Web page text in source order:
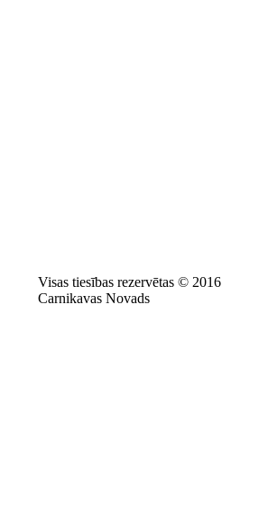
Visas tiesības rezervētas © 2016
Carnikavas Novads